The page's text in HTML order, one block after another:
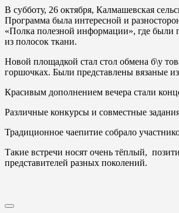
В субботу, 26 октября, Калмашевская
Программа была интересной и
«Полка полезной информации», где были
из полосок ткани.
Новой площадкой стал стол обмена б\у
горшочках. Были представлены вязаные
Красивым дополнением вечера стали
Различные конкурсы и совместные
Традиционное чаепитие собрало
Такие встречи носят очень тёплый,
представителей разных поколений.